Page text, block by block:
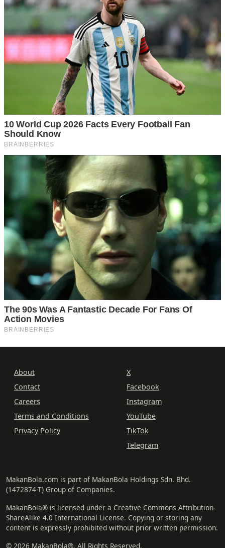
About
Contact
Careers
Terms and Conditions
Privacy Policy
X
Facebook
Instagram
YouTube
TikTok
Telegram
MakanBola.com is part of MakanBola Holdings Sdn. Bhd.
(1472874-T) Group of Companies.
MakanBola® is licensed under a Creative Commons Attribution-
ShareAlike 4.0 International License. Copying or storing any
content is expressly prohibited without prior written permission.
© 2026 MakanBola®. All Rights Reserved.